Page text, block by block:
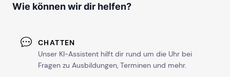
Wie können wir dir helfen?
CHATTEN
Unser KI-Assistent hilft dir rund um die Uhr bei
Fragen zu Ausbildungen, Terminen und mehr.